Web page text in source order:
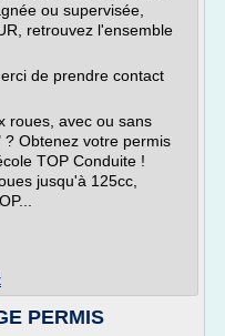
ou supervisée,
retrouvez l'ensemble
de prendre contact
roues, avec ou sans
Obtenez votre permis
TOP Conduite !
jusqu'à 125cc,
PERMIS